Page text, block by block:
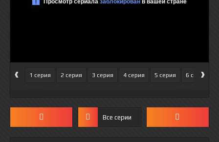
‹ 1 серия 2 серия 3 серия 4 серия 5 серия 6 серия
›
Все серии